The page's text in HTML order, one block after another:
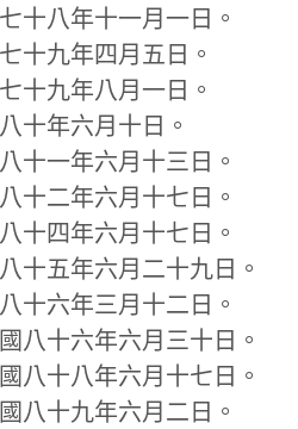
十八年十一月一日。
十九年四月五日。
十九年八月一日。
十年六月十日。
十一年六月十三日。
十二年六月十七日。
十四年六月十七日。
十五年六月二十九日。
十六年三月十二日。
八十六年六月三十日。
八十八年六月十七日。
八十九年六月二日。